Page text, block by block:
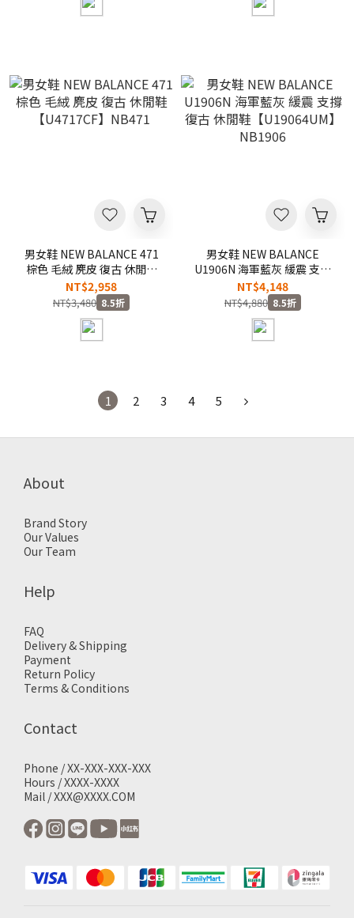
男女鞋 NEW BALANCE 471
棕色 毛絨 麂皮 復古 休閒鞋
【U4717CF】NB471
NT$2,958
NT$3,480 8.5折
男女鞋 NEW BALANCE
U1906N 海軍藍灰 緩震 支撐
復古 休閒鞋【U19064UM】
NB1906
NT$4,148
NT$4,880 8.5折
1 2 3 4 5
About
Brand Story
Our Values
Our Team
Help
FAQ
Delivery & Shipping
Payment
Return Policy
Terms & Conditions
Contact
Phone / XX-XXX-XXX-XXX
Hours / XXXX-XXXX
Mail / XXX@XXXX.COM